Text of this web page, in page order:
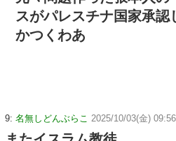
スがパレスチナ国家承認
かつくわあ
9: 名無しどんぶらこ 2025/10/03(金)